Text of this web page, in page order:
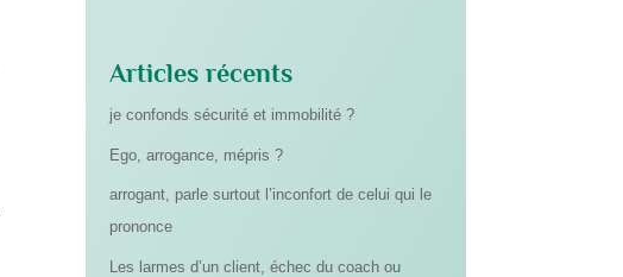
Articles récents
je confonds sécurité et immobilité ?
Ego, arrogance, mépris ?
arrogant, parle surtout l’inconfort de celui qui le
prononce
Les larmes d’un client, échec du coach ou